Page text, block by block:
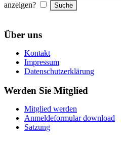
anzeigen?
Über uns
Kontakt
Impressum
Datenschutzerklärung
Werden Sie Mitglied
Mitglied werden
Anmeldeformular download
Satzung